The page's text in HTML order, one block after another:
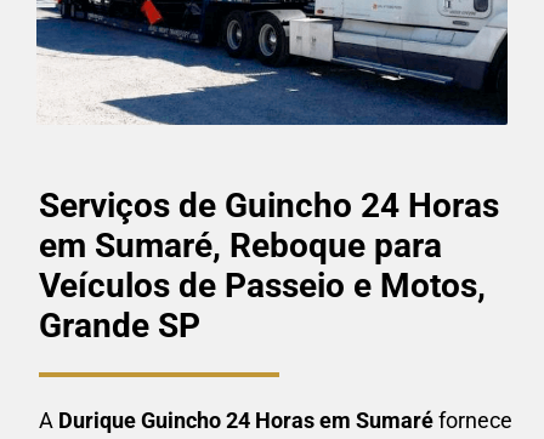
Serviços de Guincho 24 Horas
em Sumaré, Reboque para
Veículos de Passeio e Motos,
Grande SP
A Durique Guincho 24 Horas em Sumaréfornece